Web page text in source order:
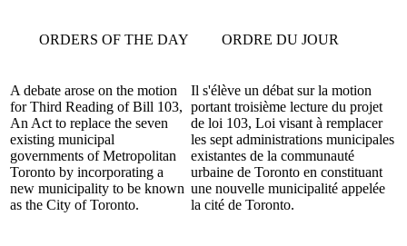
ORDERS OF THE DAY ORDRE DU JOUR
A debate arose on the motion
for Third Reading of Bill 103,
An Act to replace the seven
existing municipal
governments of Metropolitan
Toronto by incorporating a
new municipality to be known
as the City of Toronto.
Il s'élève un débat sur la motion
portant troisième lecture du projet
de loi 103, Loi visant à remplacer
les sept administrations municipales
existantes de la communauté
urbaine de Toronto en constituant
une nouvelle municipalité appelée
la cité de Toronto.